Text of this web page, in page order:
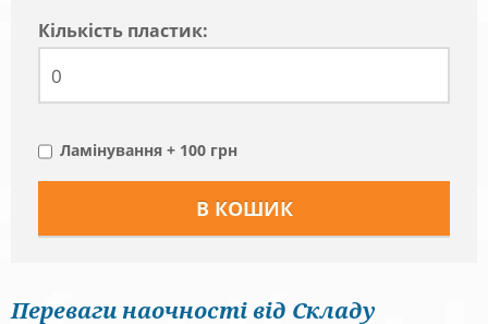
Кiлькiсть пластик:
Ламінування + 100 грн
Переваги наочності від Складу